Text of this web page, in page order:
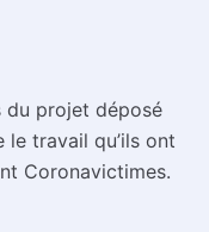
du projet déposé
le travail qu’ils ont
Coronavictimes.